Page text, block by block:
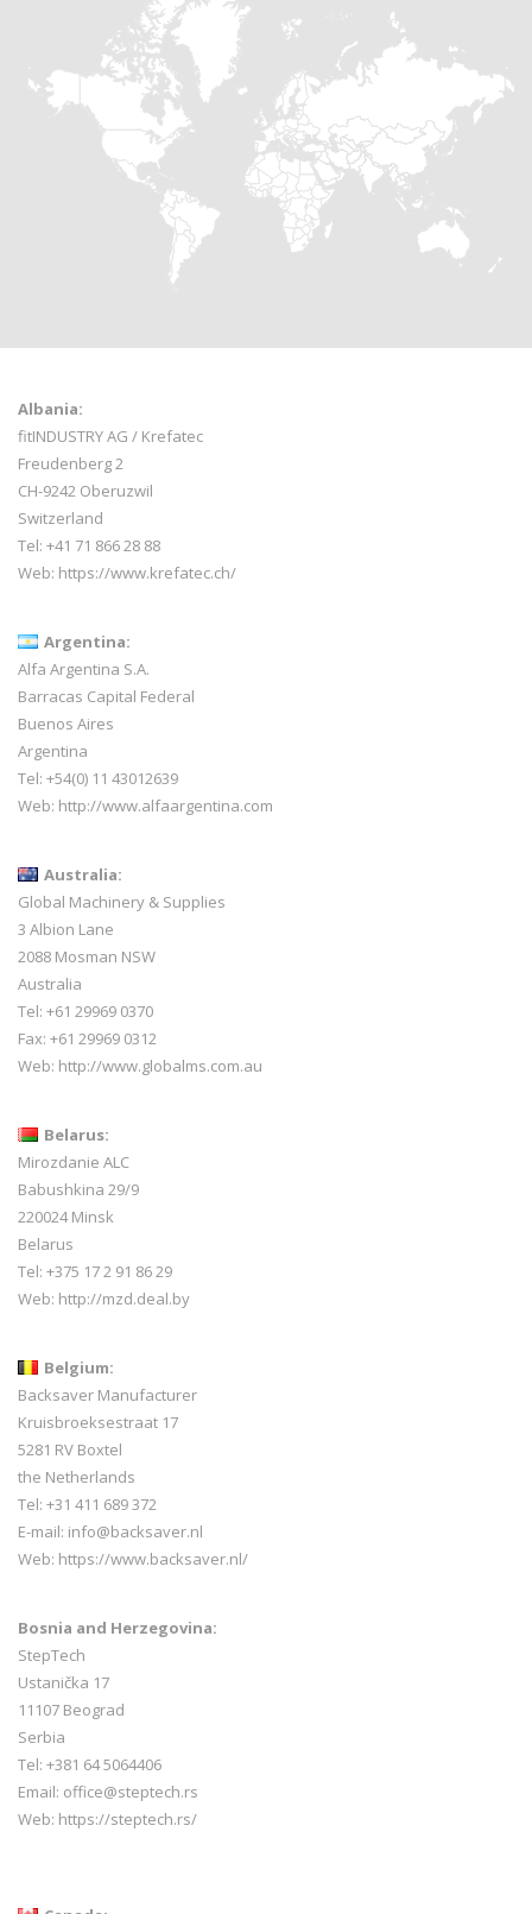
Albania:
fitINDUSTRY AG / Krefatec
Freudenberg 2
CH-9242 Oberuzwil
Switzerland
Tel: +41 71 866 28 88
Web: https://www.krefatec.ch/
Argentina:
Alfa Argentina S.A.
Barracas Capital Federal
Buenos Aires
Argentina
Tel: +54(0) 11 43012639
Web: http://www.alfaargentina.com
Australia:
Global Machinery & Supplies
3 Albion Lane
2088 Mosman NSW
Australia
Tel: +61 29969 0370
Fax: +61 29969 0312
Web: http://www.globalms.com.au
Belarus:
Mirozdanie ALC
Babushkina 29/9
220024 Minsk
Belarus
Tel: +375 17 2 91 86 29
Web: http://mzd.deal.by
Belgium:
Backsaver Manufacturer
Kruisbroeksestraat 17
5281 RV Boxtel
the Netherlands
Tel: +31 411 689 372
E-mail: info@backsaver.nl
Web: https://www.backsaver.nl/
Bosnia and Herzegovina:
StepTech
Ustanička 17
11107 Beograd
Serbia
Tel: +381 64 5064406
Email: office@steptech.rs
Web: https://steptech.rs/